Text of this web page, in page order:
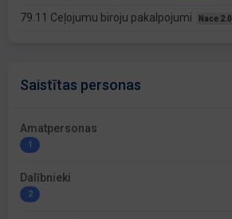
79.11 Ceļojumu biroju pakalpojumi Nace 2.0
Saistītas personas
Amatpersonas
1
Dalībnieki
2